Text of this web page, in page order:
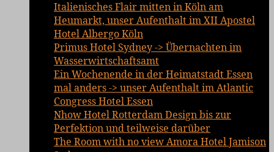
Italienisches Flair mitten in Köln am
Heumarkt, unser Aufenthalt im XII Apostel
Hotel Albergo Köln
Primus Hotel Sydney -> Übernachten im
Wasserwirtschaftsamt
Ein Wochenende in der Heimatstadt Essen
mal anders -> unser Aufenthalt im Atlantic
Congress Hotel Essen
Nhow Hotel Rotterdam Design bis zur
Perfektion und teilweise darüber
The Room with no view Amora Hotel Jamison